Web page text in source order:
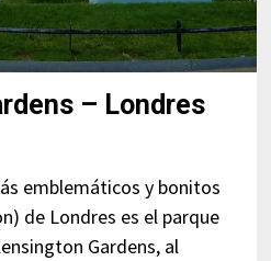
– Londres
emblemáticos y bonitos
de Londres es el parque
Gardens, al